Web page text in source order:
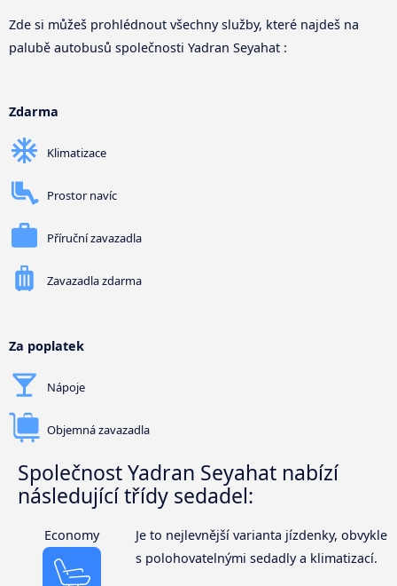
Zde si můžeš prohlédnout všechny služby, které najdeš na
palubě autobusů společnosti Yadran Seyahat :
Zdarma
Klimatizace
Prostor navíc
Příruční zavazadla
Zavazadla zdarma
Za poplatek
Nápoje
Objemná zavazadla
Společnost Yadran Seyahat nabízí
následující třídy sedadel:
Economy
Je to nejlevnější varianta jízdenky, obvykle
s polohovatelnými sedadly a klimatizací.